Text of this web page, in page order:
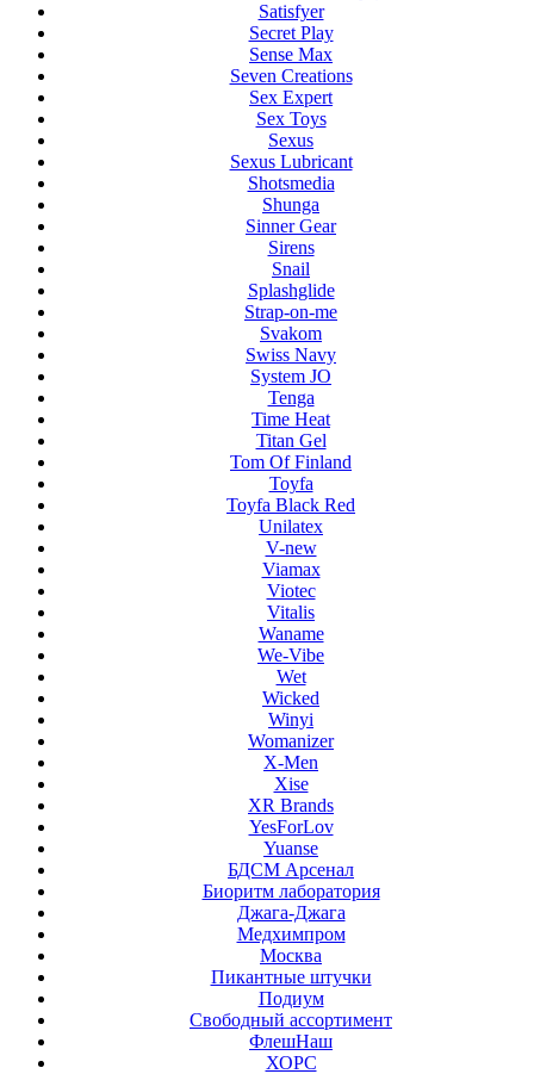
Satisfyer
Secret Play
Sense Max
Seven Creations
Sex Expert
Sex Toys
Sexus
Sexus Lubricant
Shotsmedia
Shunga
Sinner Gear
Sirens
Snail
Splashglide
Strap-on-me
Svakom
Swiss Navy
System JO
Tenga
Time Heat
Titan Gel
Tom Of Finland
Toyfa
Toyfa Black Red
Unilatex
V-new
Viamax
Viotec
Vitalis
Waname
We-Vibe
Wet
Wicked
Winyi
Womanizer
X-Men
Xise
XR Brands
YesForLov
Yuanse
БДСМ Арсенал
Биоритм лаборатория
Джага-Джага
Медхимпром
Москва
Пикантные штучки
Подиум
Свободный ассортимент
ФлешНаш
ХОРС